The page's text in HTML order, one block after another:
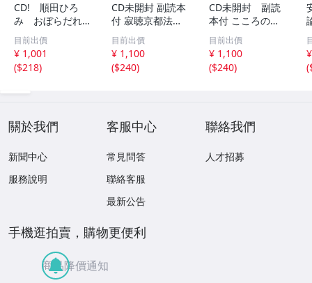
CD! 順田ひろ
み おぼらだれ
ん 帯付き OM
CD-16 42405
目前出價
¥ 1,001
($218)
CD未開封 副読本
付 寂聴京都法話
集 ユーキャン
目前出價
¥ 1,100
($240)
CD未開封 副読
本付 こころの
扉 河合隼雄講話
集
目前出價
¥ 1,100
($240)
(
關於我們
新聞中心
服務說明
客服中心
常見問答
聯絡客服
最新公告
聯絡我們
人才招募
手機逛拍賣，購物更便利
商品降價通知